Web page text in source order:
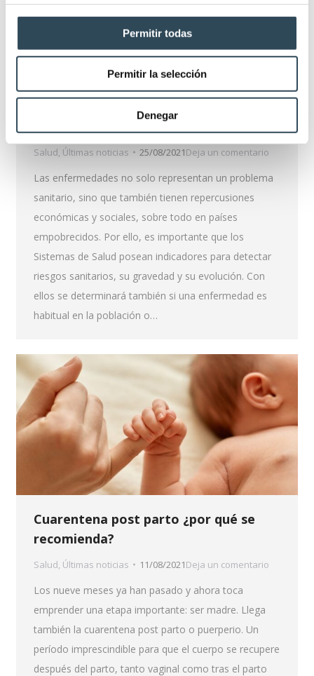
Permitir todas
Permitir la selección
Denegar
Qué es morbilidad: Principales factores
Salud, Últimas noticias 25/08/2021Deja un comentario
Las enfermedades no solo representan un problema
sanitario, sino que también tienen repercusiones
económicas y sociales, sobre todo en países
empobrecidos. Por ello, es importante que los
Sistemas de Salud posean indicadores para detectar
riesgos sanitarios, su gravedad y su evolución. Con
ellos se determinará también si una enfermedad es
habitual en la población o…
Cuarentena post parto ¿por qué se
recomienda?
Salud, Últimas noticias 11/08/2021Deja un comentario
Los nueve meses ya han pasado y ahora toca
emprender una etapa importante: ser madre. Llega
también la cuarentena post parto o puerperio. Un
período imprescindible para que el cuerpo se recupere
después del parto, tanto vaginal como tras el parto